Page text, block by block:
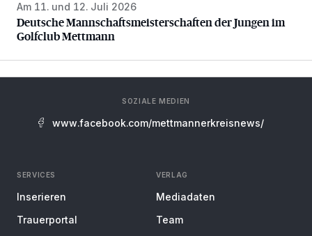
Deutsche Mannschaftsmeisterschaften der Jungen im
Am 11. und 12. Juli 2026
Deutsche Mannschaftsmeisterschaften der Jungen im
Golfclub Mettmann
SOZIALE MEDIEN
www.facebook.com/mettmannerkreisnews/
SERVICES
Inserieren
Trauerportal
VERLAG
Mediadaten
Team